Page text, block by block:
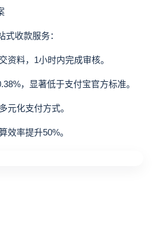
收款服务：
料，1小时内完成审核。
，显著低于支付宝官方标准。
化支付方式。
率提升50%。